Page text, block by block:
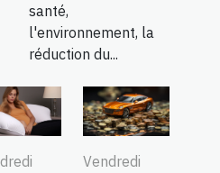
santé,
l'environnement, la
réduction du...
Vendredi